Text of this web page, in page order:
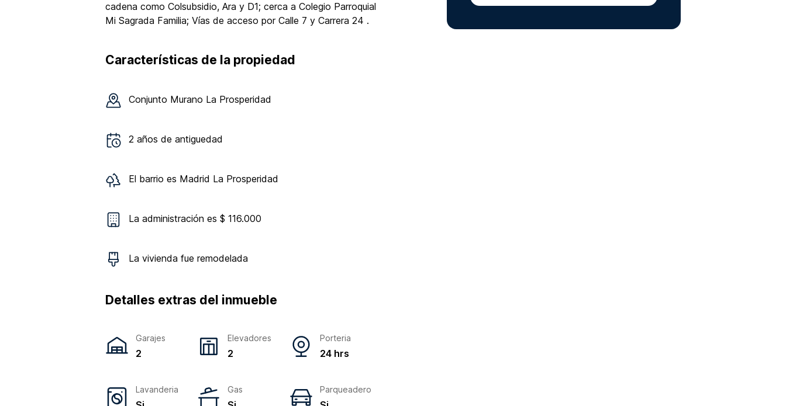
cadena como Colsubsidio, Ara y D1; cerca a Colegio Parroquial
Mi Sagrada Familia; Vías de acceso por Calle 7 y Carrera 24 .
Características de la propiedad
Conjunto Murano La Prosperidad
2 años de antiguedad
El barrio es Madrid La Prosperidad
La administración es $ 116.000
La vivienda fue remodelada
Detalles extras del inmueble
Garajes
2
Elevadores
2
Porteria
24 hrs
Lavanderia Gas Parqueadero